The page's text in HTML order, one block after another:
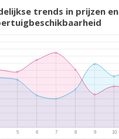
trends in prijzen en